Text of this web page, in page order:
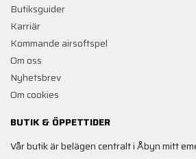
Butiksguider
Karriär
Kommande airsoftspel
Om oss
Nyhetsbrev
Om cookies
BUTIK & ÖPPETTIDER
Vår butik är belägen centralt i Åbyn mitt